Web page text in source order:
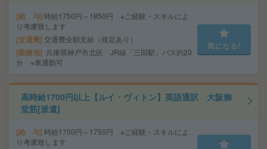
給 与 時給1750円～1850円 ※ご経験・スキルによ
り考慮致します
交通費 交通費全額支給（規定あり）
勤務地 兵庫県神戸市北区 JR線「三田駅」バス約20
分 ※車通勤可
気になる!
高時給1700円以上【ルイ・ヴィトン】英語通訳 大阪御
堂筋[派遣]
給 与 時給1700円～1750円 ※ご経験・スキルによ
り考慮致します